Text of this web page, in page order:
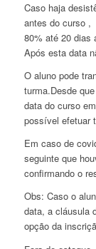
Caso haja
antes do curso ,
80% até 20 dias
Após esta data
O aluno pode
turma.Desde
data do curso
possível efetuar
Em caso de
seguinte que
confirmando o
Obs: Caso o
data, a cláusula
opção da